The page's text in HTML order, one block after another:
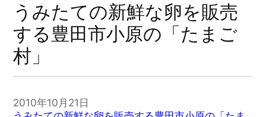
うみたての新鮮な卵を販売
する豊田市小原の「たまご
村」
2010年10月21日